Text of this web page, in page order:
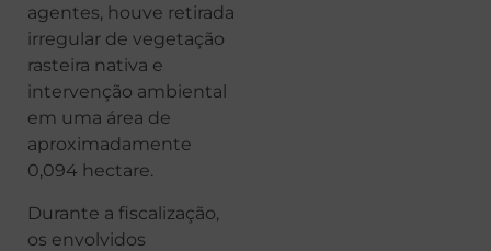
agentes, houve retirada
irregular de vegetação
rasteira nativa e
intervenção ambiental
em uma área de
aproximadamente
0,094 hectare.
Durante a fiscalização,
os envolvidos